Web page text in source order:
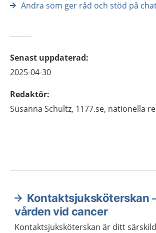
Andra som ger råd och stöd på
Senast uppdaterad:
2025-04-30
Redaktör:
Susanna Schultz, 1177.se, nationella
Aktuella artiklar
Kontaktsjuksköterskan
vården vid cancer
Kontaktsjuksköterskan är ditt